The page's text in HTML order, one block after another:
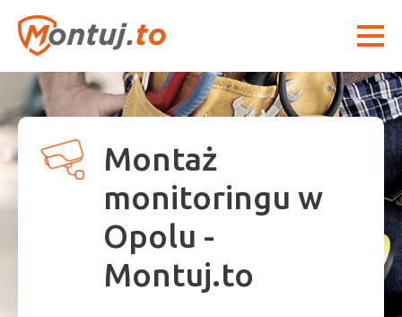
Montaż
monitoringu w
Opolu -
Montuj.to